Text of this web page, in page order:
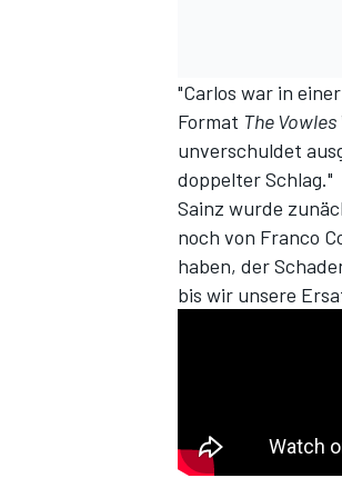
"Carlos war in
Format The
unverschuldet
doppelter Schlag."
Sainz wurde
noch von Franco
haben, der
bis wir unsere